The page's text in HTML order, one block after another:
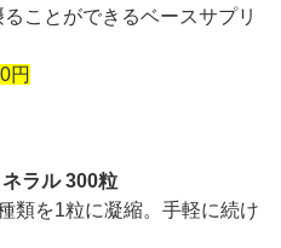
ことができるベースサプリ
円
ラル 300粒
類を1粒に凝縮。手軽に続け